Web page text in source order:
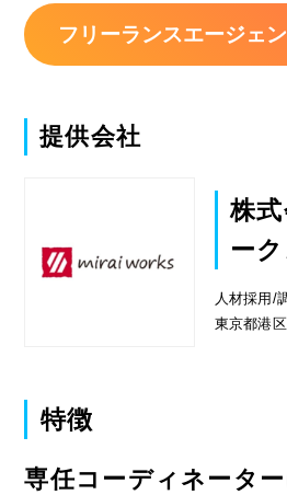
フリーランスエージェ
提供会社
株
ー
人材採用/
東京都港区
特徴
専任コーディネータ